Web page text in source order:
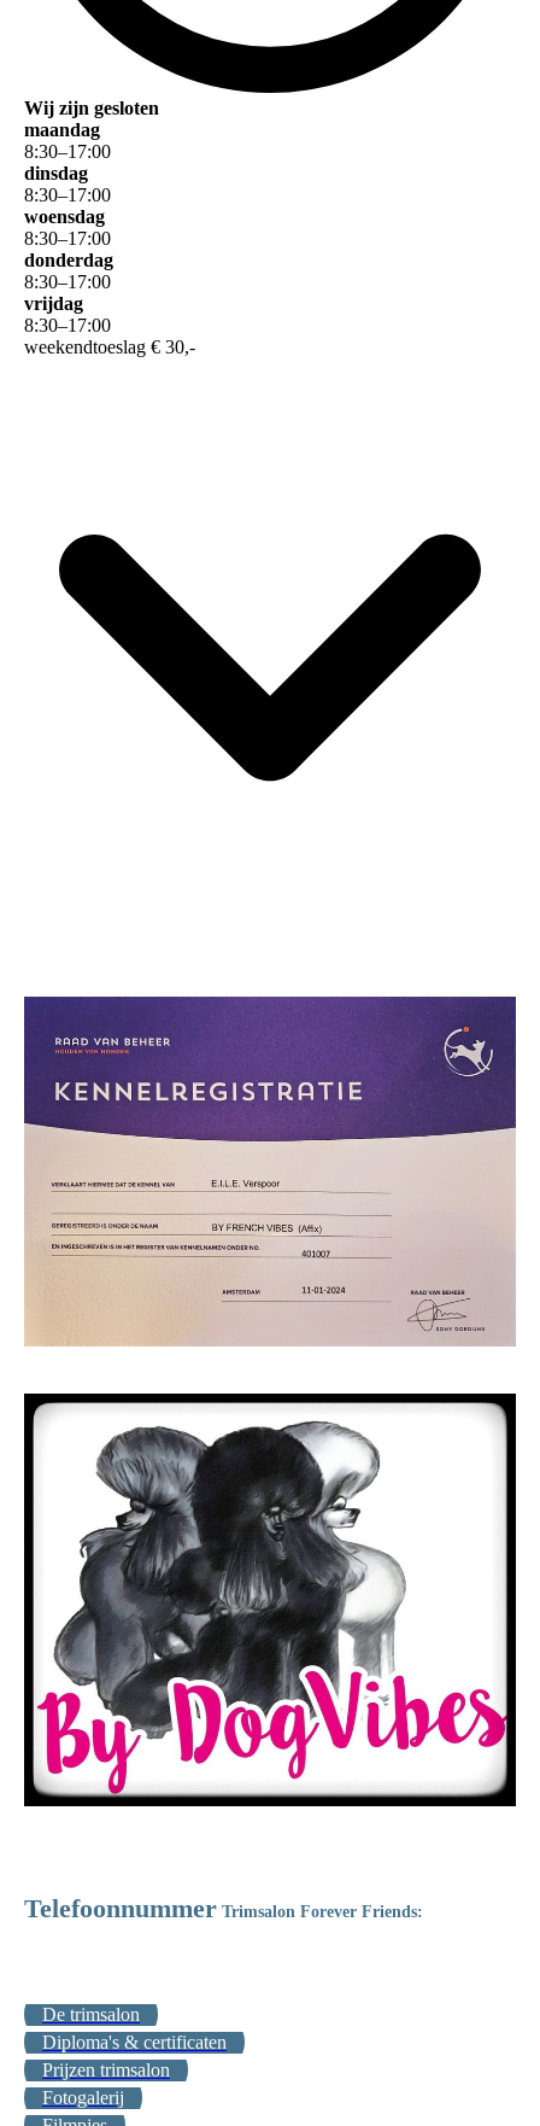
Wij zijn gesloten
maandag
8:30–17:00
dinsdag
8:30–17:00
woensdag
8:30–17:00
donderdag
8:30–17:00
vrijdag
8:30–17:00
weekendtoeslag € 30,-
Telefoonnummer Trimsalon Forever Friends:
De trimsalon
Diploma's & certificaten
Prijzen trimsalon
Fotogalerij